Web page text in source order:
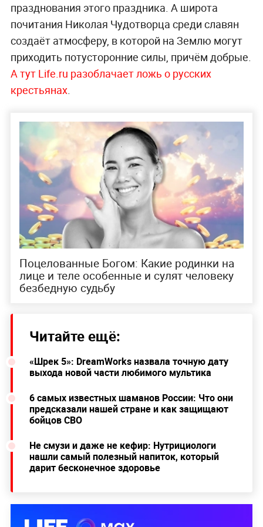
празднования этого праздника. А широта
почитания Николая Чудотворца среди славян
создаёт атмосферу, в которой на Землю могут
приходить потусторонние силы, причём добрые.
А тут Life.ru разоблачает ложь о русских
крестьянах.
Поцелованные Богом: Какие родинки на
лице и теле особенные и сулят человеку
безбедную судьбу
Читайте ещё:
«Шрек 5»: DreamWorks назвала точную дату
выхода новой части любимого мультика
6 самых известных шаманов России: Что они
предсказали нашей стране и как защищают
бойцов СВО
Не смузи и даже не кефир: Нутрициологи
нашли самый полезный напиток, который
дарит бесконечное здоровье